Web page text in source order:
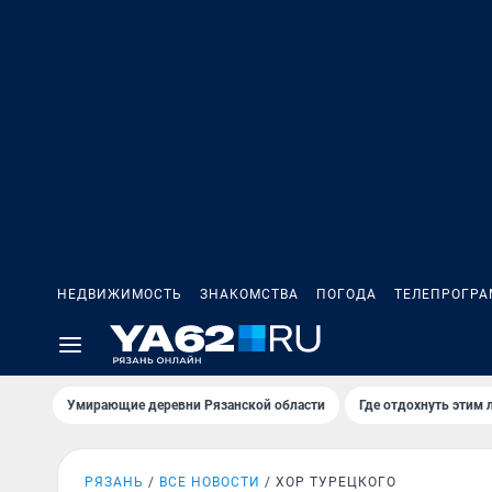
НЕДВИЖИМОСТЬ ЗНАКОМСТВА ПОГОДА
Умирающие деревни Рязанской области Где отдохнуть этим
РЯЗАНЬ ВСЕ НОВОСТИ ХОР ТУРЕЦКОГО